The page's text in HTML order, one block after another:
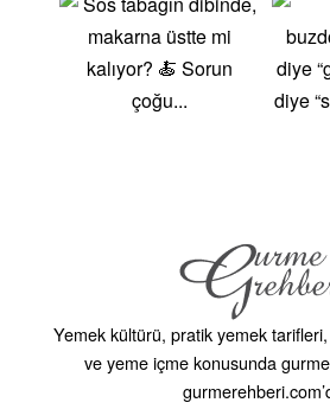
Yemek kültürü, pratik yemek
ve yeme içme konusunda